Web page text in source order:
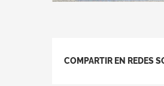
COMPARTIR EN REDES